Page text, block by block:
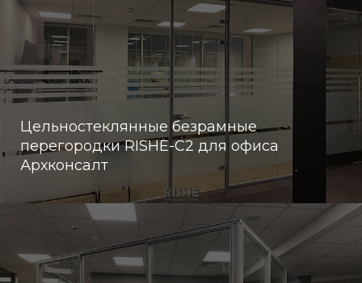
Цельностеклянные безрамные
перегородки RISHE-С2 для офиса
Архконсалт